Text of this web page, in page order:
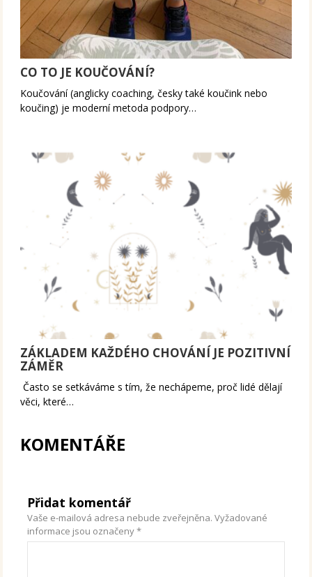
CO TO JE KOUČOVÁNÍ?
Koučování (anglicky coaching, česky také koučink nebo
koučing) je moderní metoda podpory…
ZÁKLADEM KAŽDÉHO CHOVÁNÍ JE POZITIVNÍ
ZÁMĚR
Často se setkáváme s tím, že nechápeme, proč lidé dělají
věci, které…
KOMENTÁŘE
Přidat komentář
Vaše e-mailová adresa nebude zveřejněna. Vyžadované
informace jsou označeny*